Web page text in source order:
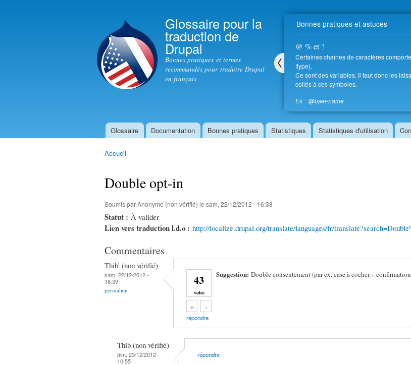
contenu
principal
Glossaire pour la
traduction de
Drupal
Bonnes pratiques et termes
recommandés pour traduire Drupal
en français
Bonnes pratiques et astuces
@ % et !
Certaines chaînes de caractères
!type).
Ce sont des variables. Il faut donc les
collés à ces symboles.
Ex. : @user-name
Menu principal
Glossaire Documentation Bonnes pratiques Statistiques Statistiques d'utilisation
Accueil
Double opt-in
Soumis parAnonyme (non vérifié) le sam, 22/12/2012 - 16:38
Statut : À valider
Lien vers traduction l.d.o : http://localize.drupal.org/translate/languages/fr/
Commentaires
Thib' (non vérifié)
sam, 22/12/2012 -
16:39
permalien
43
votes
+
Vote up!-
Vote down!
Suggestion:Double consentement (par ex. case à cocher +
répondre
Thib (non vérifié)
dim, 23/12/2012 -
10:55
répondre